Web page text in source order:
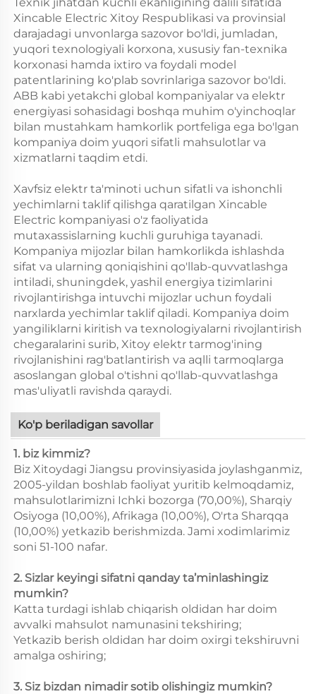
Xincable Electric Xitoy Respublikasi va provinsial
darajadagi unvonlarga sazovor bo'ldi, jumladan,
yuqori texnologiyali korxona, xususiy fan-texnika
korxonasi hamda ixtiro va foydali model
patentlarining ko'plab sovrinlariga sazovor bo'ldi.
ABB kabi yetakchi global kompaniyalar va elektr
energiyasi sohasidagi boshqa muhim o'yinchoqlar
bilan mustahkam hamkorlik portfeliga ega bo'lgan
kompaniya doim yuqori sifatli mahsulotlar va
xizmatlarni taqdim etdi.
Xavfsiz elektr ta'minoti uchun sifatli va ishonchli
yechimlarni taklif qilishga qaratilgan Xincable
Electric kompaniyasi o'z faoliyatida
mutaxassislarning kuchli guruhiga tayanadi.
Kompaniya mijozlar bilan hamkorlikda ishlashda
sifat va ularning qoniqishini qo'llab-quvvatlashga
intiladi, shuningdek, yashil energiya tizimlarini
rivojlantirishga intuvchi mijozlar uchun foydali
narxlarda yechimlar taklif qiladi. Kompaniya doim
yangiliklarni kiritish va texnologiyalarni rivojlantirish
chegaralarini surib, Xitoy elektr tarmog'ining
rivojlanishini rag'batlantirish va aqlli tarmoqlarga
asoslangan global o'tishni qo'llab-quvvatlashga
mas'uliyatli ravishda qaraydi.
Ko'p beriladigan savollar
1. biz kimmiz?
Biz Xitoydagi Jiangsu provinsiyasida joylashganmiz,
2005-yildan boshlab faoliyat yuritib kelmoqdamiz,
mahsulotlarimizni Ichki bozorga (70,00%), Sharqiy
Osiyoga (10,00%), Afrikaga (10,00%), O'rta Sharqqa
(10,00%) yetkazib berishmizda. Jami xodimlarimiz
soni 51-100 nafar.
2. Sizlar keyingi sifatni qanday ta’minlashingiz
mumkin?
Katta turdagi ishlab chiqarish oldidan har doim
avvalki mahsulot namunasini tekshiring;
Yetkazib berish oldidan har doim oxirgi tekshiruvni
amalga oshiring;
3. Siz bizdan nimadir sotib olishingiz mumkin?